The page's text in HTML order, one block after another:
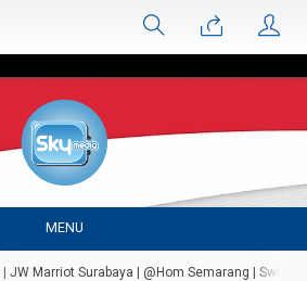
MENU
Marriot Surabaya | @Hom Semarang |